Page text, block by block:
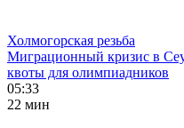
Холмогорская резьба
Миграционный кризис в
квоты для олимпиадников
05:33
22 мин